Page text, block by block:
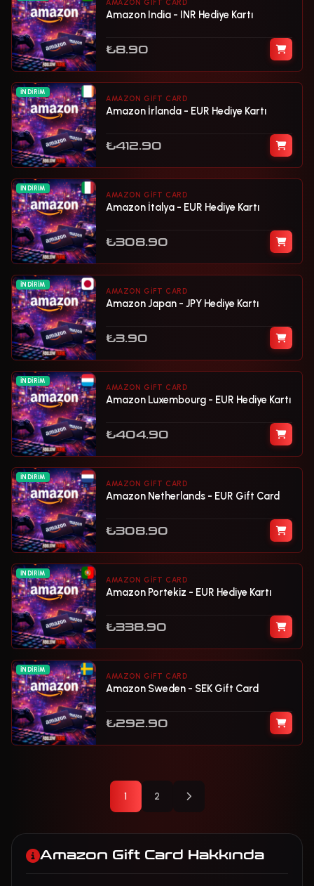
AMAZON GIFT CARD
Amazon India - INR Hediye Kartı
₺8.90
İNDIRIM
AMAZON GIFT CARD
Amazon İrlanda - EUR Hediye Kartı
₺412.90
İNDIRIM
AMAZON GIFT CARD
Amazon İtalya - EUR Hediye Kartı
₺308.90
İNDIRIM
AMAZON GIFT CARD
Amazon Japan - JPY Hediye Kartı
₺3.90
İNDIRIM
AMAZON GIFT CARD
Amazon Luxembourg - EUR Hediye Kartı
₺404.90
İNDIRIM
AMAZON GIFT CARD
Amazon Netherlands - EUR Gift Card
₺308.90
İNDIRIM
AMAZON GIFT CARD
Amazon Portekiz - EUR Hediye Kartı
₺338.90
İNDIRIM
AMAZON GIFT CARD
Amazon Sweden - SEK Gift Card
₺292.90
1 2Sonraki Sayfa
Amazon Gift Card Hakkında